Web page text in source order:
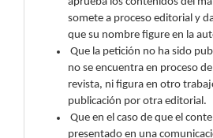
somete a proceso editorial y
que su nombre figure en la
Que la petición no ha sido
no se encuentra en proceso
revista, ni figura en otro
publicación por otra editorial.
Que en el caso de que el
presentado en una